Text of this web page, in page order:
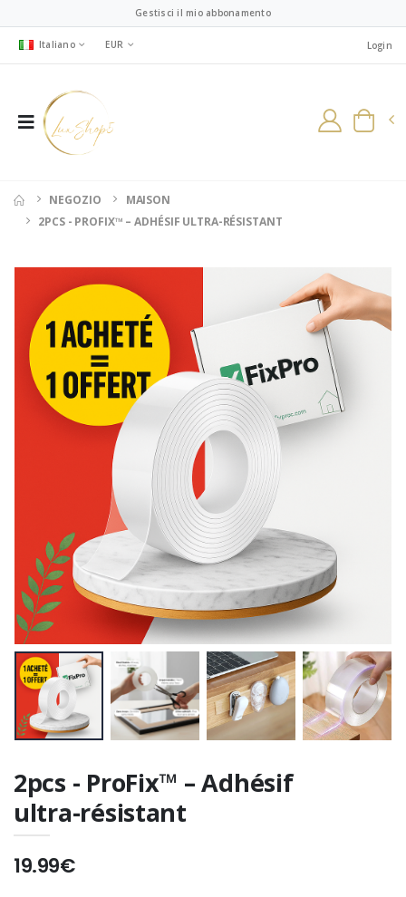
Gestisci il mio abbonamento
Italiano EUR Login
NEGOZIO
MAISON
2PCS - PROFIX™ – ADHÉSIF ULTRA-RÉSISTANT
2pcs - ProFix™ – Adhésif
ultra-résistant
19.99€